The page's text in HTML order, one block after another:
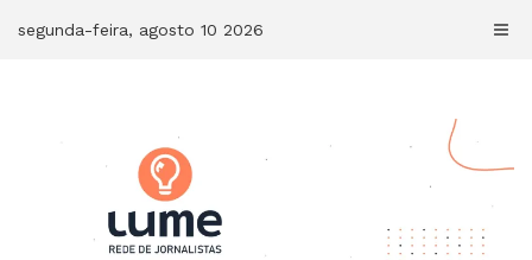
segunda-feira, agosto 10 2026